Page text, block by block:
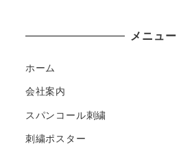
メニュー
ホーム
会社案内
スパンコール刺繍
刺繍ポスター